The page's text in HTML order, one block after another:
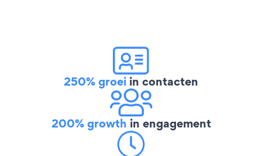
250% groei in contacten
200% growth in engagement